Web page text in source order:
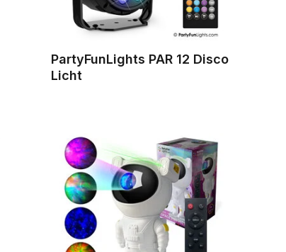
PartyFunLights PAR 12 Disco
Licht